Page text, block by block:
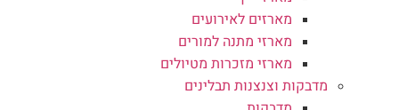
מארזים לאירועים
מארזי מתנה למורים
מארזי מזכרות מטיולים
מדבקות וצנצנות תבלינים